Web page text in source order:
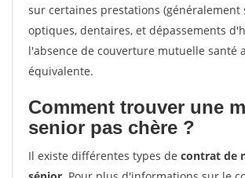
sur certaines prestations (généralement
optiques, dentaires, et dépassements
l'absence de couverture mutuelle santé
équivalente.
Comment trouver une
senior pas chère ?
Il existe différentes types de contrat de